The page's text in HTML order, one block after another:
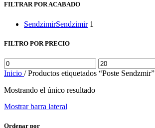
FILTRAR POR ACABADO
SendzimirSendzimir 1
FILTRO POR PRECIO
Precio
mínimo
Precio
máximo
Inicio / Productos etiquetados “Poste Sendzmir”
Mostrando el único resultado
Mostrar barra lateral
Ordenar por